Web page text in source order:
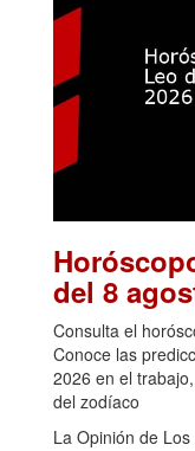
del 8
Consulta el
Conoce las
2026 en el
del zodíaco
La Opinión de